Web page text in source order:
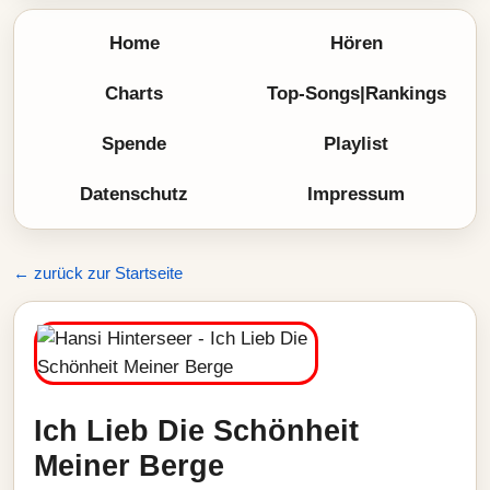
Home Hören
Charts Top-Songs|Rankings
Spende Playlist
Datenschutz Impressum
← zurück zur Startseite
Ich Lieb Die Schönheit
Meiner Berge